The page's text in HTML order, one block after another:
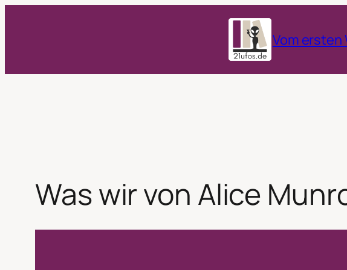
Vom ersten
Was wir von Alice